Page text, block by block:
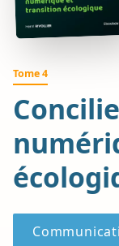
Tome 4